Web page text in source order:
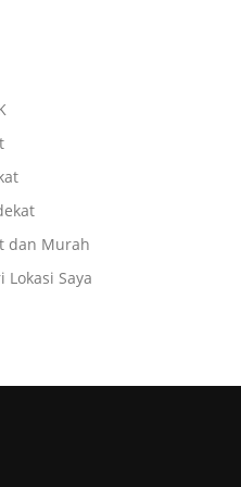
dan Murah
Saya